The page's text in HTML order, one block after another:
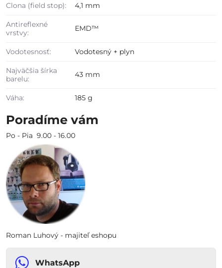
Clona (field stop): 4,1 mm
Antireflexné
vrstvy:
EMD™
Vodotesnosť: Vodotesný + plyn
Najväčšia šírka
barelu:
43 mm
Váha: 185 g
Poradíme vám
Po - Pia 9.00 - 16.00
Roman Luhový - majiteľ eshopu
WhatsApp